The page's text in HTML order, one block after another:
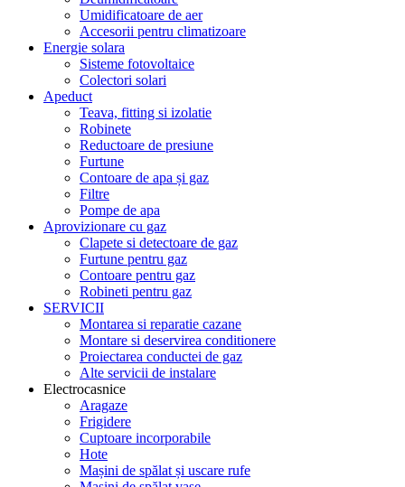
Umidificatoare de aer
Accesorii pentru climatizoare
Energie solara
Sisteme fotovoltaice
Colectori solari
Apeduct
Teava, fitting si izolatie
Robinete
Reductoare de presiune
Furtune
Contoare de apa și gaz
Filtre
Pompe de apa
Aprovizionare cu gaz
Clapete si detectoare de gaz
Furtune pentru gaz
Contoare pentru gaz
Robineti pentru gaz
SERVICII
Montarea si reparatie cazane
Montare si deservirea conditionere
Proiectarea conductei de gaz
Alte servicii de instalare
Electrocasnice
Aragaze
Frigidere
Cuptoare incorporabile
Hote
Mașini de spălat și uscare rufe